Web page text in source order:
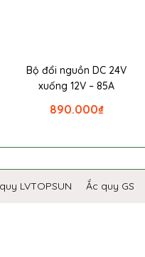
Bộ đổi nguồn DC 24V
xuống 12V – 85A
₫
890.000
LVTOPSUN Ắc quy GS